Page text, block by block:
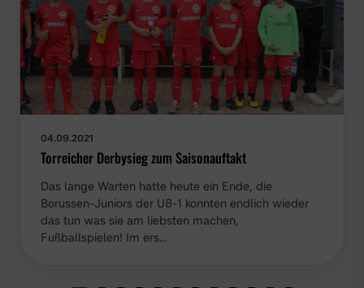
04.09.2021
Torreicher Derbysieg zum Saisonauftakt
Das lange Warten hatte heute ein Ende, die
Borussen-Juniors der U8-1 konnten endlich wieder
das tun was sie am liebsten machen,
Fußballspielen! Im ers…